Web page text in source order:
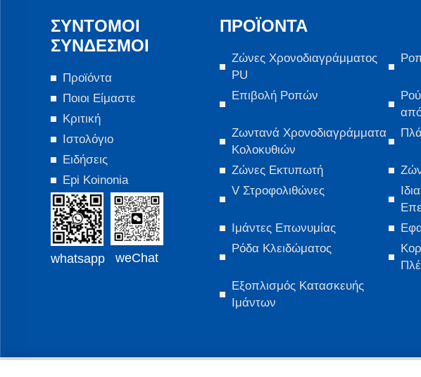
ΣΎΝΤΟΜΟΙ
ΣΎΝΔΕΣΜΟΙ
Προϊόντα
Ποιοι Είμαστε
Κριτική
Ιστολόγιο
Ειδήσεις
Epi Koinonia
whatsapp weChat
ΠΡΟΪΌΝΤΑ
Ζώνες Χρονοδιαγράμματος
PU
Επιβολή Ροπών
Ζωντανά Χρονοδιαγράμματα
Κολοκυθιών
Ζώνες Εκτυπωτή
V Στροφολιθώνες
Ιμάντες Επωνυμίας
Ρόδα Κλειδώματος
Εξοπλισμός Κατασκευής
Ιμάντων